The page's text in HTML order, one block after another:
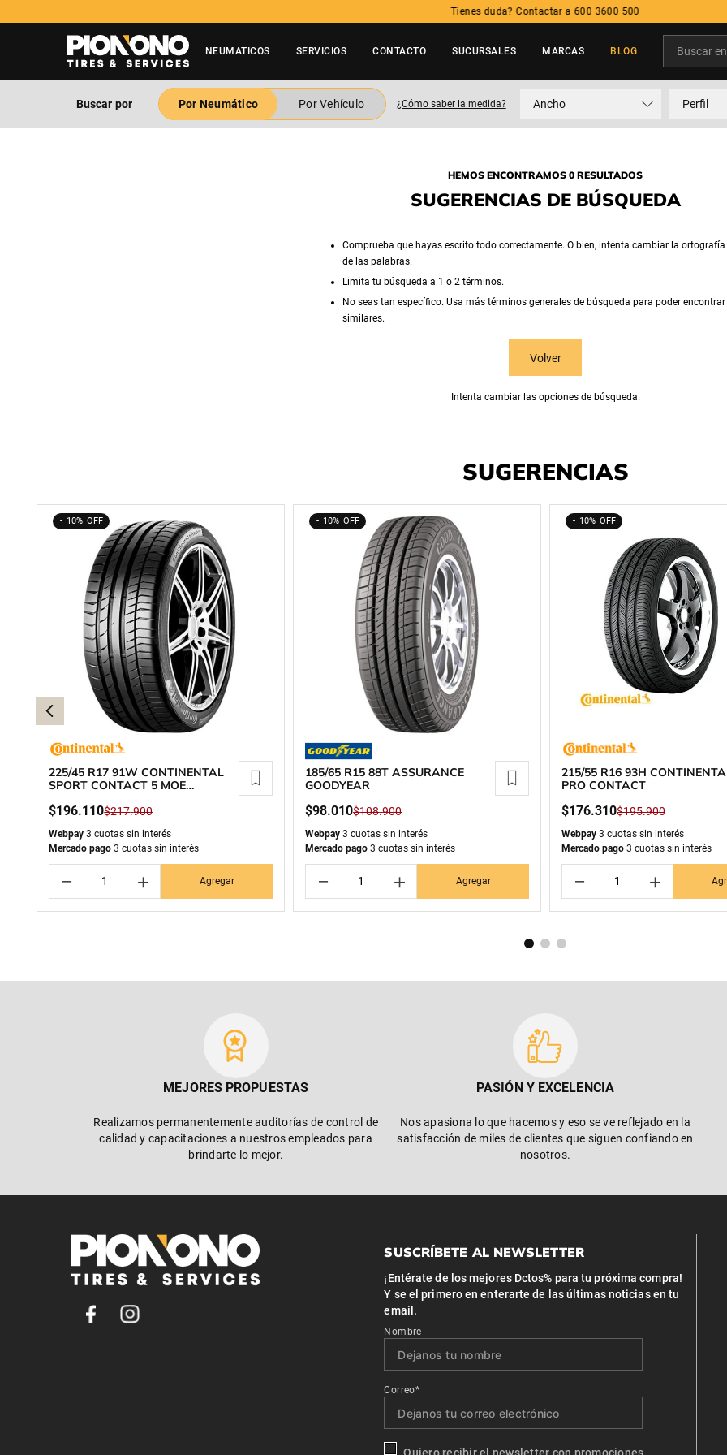
Tienes duda? Contactar a 600 3600 500
NEUMATICOS SERVICIOS CONTACTO SUCURSALES MARCAS BLOG
Buscar por Por Neumático Por Vehículo ¿Cómo saber la medida? Ancho Perfil
HEMOS ENCONTRAMOS 0 RESULTADOS
SUGERENCIAS DE BÚSQUEDA
Comprueba que hayas escrito todo correctamente. O bien, intenta cambiar la
de las palabras.
Limita tu búsqueda a 1 o 2 términos.
No seas tan específico. Usa más términos generales de búsqueda para poder
similares.
Volver
Intenta cambiar las opciones de búsqueda.
SUGERENCIAS
10%
225/45 R17 91W CONTINENTAL
SPORT CONTACT 5 MOE
$196.110$217.900
Webpay 3 cuotas sin interés
Mercado pago 3 cuotas sin interés
＋
－ Agregar
10%
185/65 R15 88T ASSURANCE
GOODYEAR
$98.010$108.900
Webpay 3 cuotas sin interés
Mercado pago 3 cuotas sin interés
＋
－ Agregar
10%
215/55 R16 93H
PRO CONTACT
$176.310$195.900
Webpay 3 cuotas sin interés
Mercado pago 3 cuotas sin interés
＋
－
MEJORES PROPUESTAS
Realizamos permanentemente auditorías de control de
calidad y capacitaciones a nuestros empleados para
brindarte lo mejor.
PASIÓN Y EXCELENCIA
Nos apasiona lo que hacemos y eso se ve reflejado en la
satisfacción de miles de clientes que siguen confiando en
nosotros.
SUSCRÍBETE AL NEWSLETTER
¡Entérate de los mejores Dctos% para tu próxima compra!
Y se el primero en enterarte de las últimas noticias en tu
email.
Nombre
Correo*
TÉRMINOS MÁS BUSCADOS
. neumatico
195